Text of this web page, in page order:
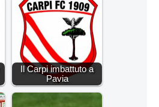
Il Carpi imbattuto a
Pavia